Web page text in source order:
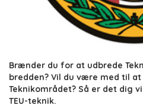
Brænder du for at udbrede
bredden? Vil du være med til
Teknikområdet? Så er det dig
TEU-teknik.